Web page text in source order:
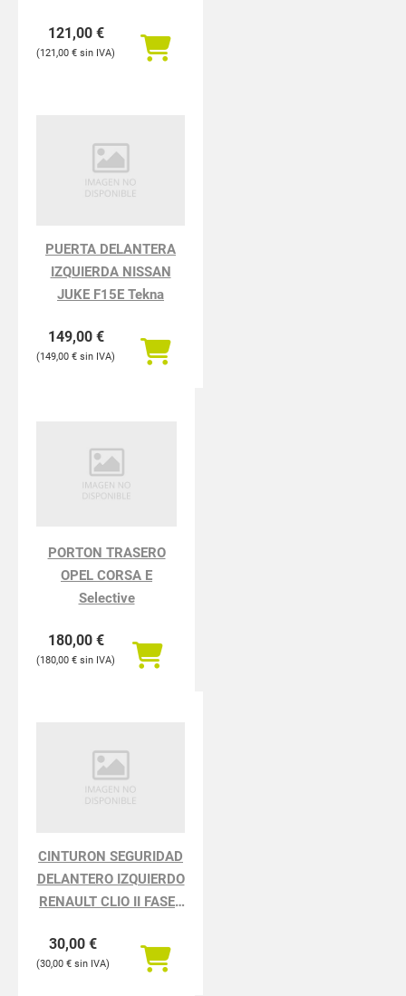
121,00 €
121,00 €
PUERTA DELANTERA
IZQUIERDA NISSAN
JUKE F15E Tekna
149,00 €
149,00 €
PORTON TRASERO
OPEL CORSA E
Selective
180,00 €
180,00 €
CINTURON SEGURIDAD
DELANTERO IZQUIERDO
RENAULT CLIO II FASE I
30,00 €
30,00 €